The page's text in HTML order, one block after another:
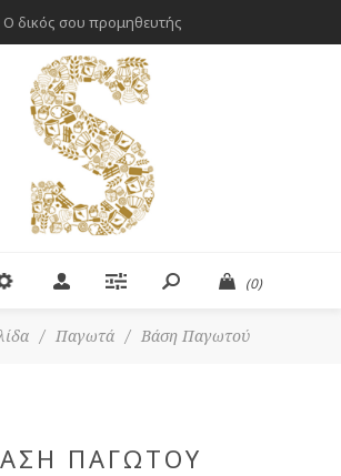
Ο δικός σου προμηθευτής
(0)
/ Παγωτά / Βάση Παγωτού
ΠΑΓΩΤΟΎ